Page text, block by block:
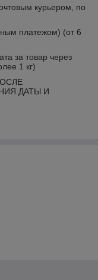
курьером, по
платежом) (от 6
за товар через
1 кг)
ДАТЫ И